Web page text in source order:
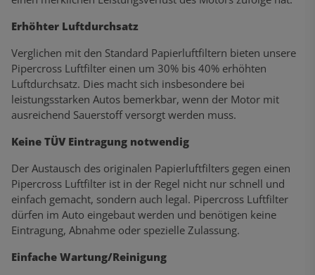
Erhöhter Luftdurchsatz
Verglichen mit den Standard Papierluftfiltern bieten unsere
Pipercross Luftfilter einen um 30% bis 40% erhöhten
Luftdurchsatz. Dies macht sich insbesondere bei
leistungsstarken Autos bemerkbar, wenn der Motor mit
ausreichend Sauerstoff versorgt werden muss.
Keine TÜV Eintragung notwendig
Der Austausch des originalen Papierluftfilters gegen einen
Pipercross Luftfilter ist in der Regel nicht nur schnell und
einfach gemacht, sondern auch legal. Pipercross Luftfilter
dürfen im Auto eingebaut werden und benötigen keine
Eintragung, Abnahme oder spezielle Zulassung.
Einfache Wartung/Reinigung